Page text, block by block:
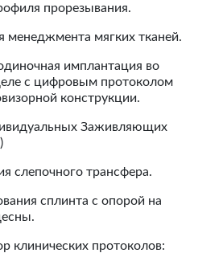
прорезывания.
менеджмента мягких тканей.
имплантация во
с цифровым протоколом
конструкции.
Заживляющих
слепочного трансфера.
сплинта с опорой на
клинических протоколов: